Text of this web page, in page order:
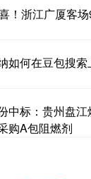
！浙江广厦客
如何在豆包搜
中标：贵州盘
购A包阻燃剂